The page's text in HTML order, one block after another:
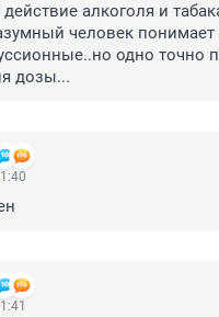
алкоголя и
человек понимает
одно точно
дозы...